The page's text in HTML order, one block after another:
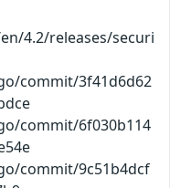
4.2/releases/securi
commit/3f41d6d62
commit/6f030b114
commit/9c51b4dcf